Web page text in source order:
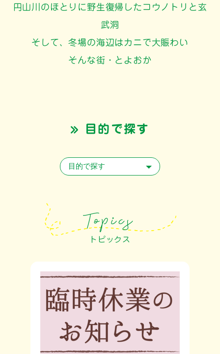
円山川のほとりに野生復帰したコウノトリと玄
武洞
そして、冬場の海辺はカニで大賑わい
そんな街・とよおか
» 目的で探す
トピックス